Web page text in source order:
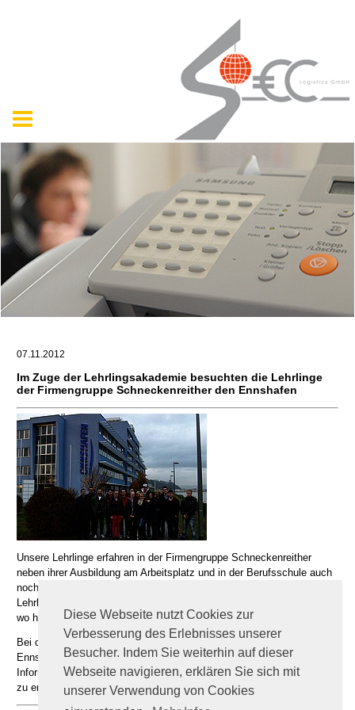
Diese Webseite nutzt Cookies zur
Verbesserung des Erlebnisses unserer
Besucher. Indem Sie weiterhin auf dieser
Webseite navigieren, erklären Sie sich mit
unserer Verwendung von Cookies
07.11.2012
Im Zuge der Lehrlingsakademie besuchten die Lehrlinge
der Firmengruppe Schneckenreither den Ennshafen
Unsere Lehrlinge erfahren in der Firmengruppe Schneckenreither
neben ihrer Ausbildung am Arbeitsplatz und in der Berufsschule auch
noch Wissenswertes für ihren Beruf in der eigenen
Lehrlingsakademie,
wo halbjährlich diverse Schulungen abgehalten werden.
Bei der letzten LAK am 5. November 2012 wurde eine Exkursion zum
Ennshafen organisiert, wobei unsere Lehrlinge die Möglichkeit hatten
Informationen über den Ennshafen und den dort ansässigen Betrieben
zu erhalten.